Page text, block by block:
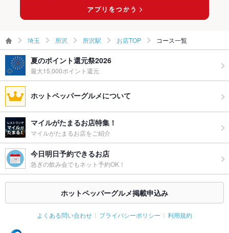
埼玉 所沢 所沢駅 お店TOP コース一覧
夏のポイント還元祭2026
最大15,000ポイント還元
ホットペッパーグルメについて
マイルがたまるお店特集！
マイルがたまるお店をご紹介
今日明日予約できるお店
急ぎの飲み会でもネット予約OK！
ホットペッパーグルメ掲載申込み
よくある問い合わせ プライバシーポリシー 利用規約